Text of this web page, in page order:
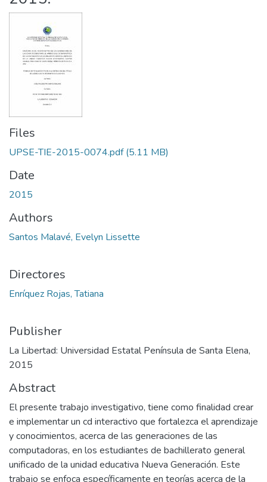
Files
UPSE-TIE-2015-0074.pdf(5.11 MB)
Date
2015
Authors
Santos Malavé, Evelyn Lissette
Directores
Enríquez Rojas, Tatiana
Publisher
La Libertad: Universidad Estatal Península de Santa Elena,
2015
Abstract
El presente trabajo investigativo, tiene como finalidad crear
e implementar un cd interactivo que fortalezca el aprendizaje
y conocimientos, acerca de las generaciones de las
computadoras, en los estudiantes de bachillerato general
unificado de la unidad educativa Nueva Generación. Este
trabajo se enfoca específicamente en teorías acerca de la